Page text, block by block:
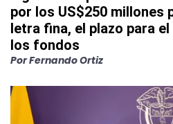
por los US$250 millones
letra fina, el plazo para
los fondos
PorFernando Ortiz